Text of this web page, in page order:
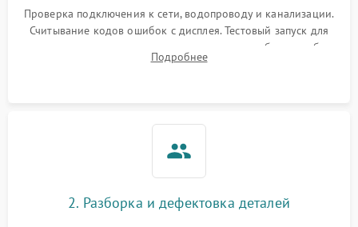
Проверка подключения к сети, водопроводу и канализации.
Считывание кодов ошибок с дисплея. Тестовый запуск для
выявления посторонних шумов, протечек или сбоев в работе
электронного модуля управления.
Подробнее
2. Разборка и дефектовка деталей